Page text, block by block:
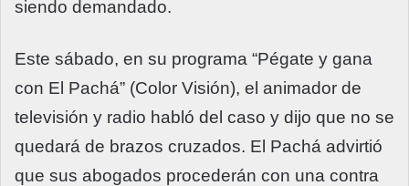
siendo demandado.
Este sábado, en su programa “Pégate y gana
con El Pachá” (Color Visión), el animador de
televisión y radio habló del caso y dijo que no se
quedará de brazos cruzados. El Pachá advirtió
que sus abogados procederán con una contra